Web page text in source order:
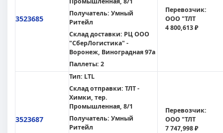
3523685
Получатель: Умный
Ритейл
Склад доставки: РЦ ООО
"СберЛогистика" -
Воронеж, Виноградная 97а
Паллеты: 2
Перевозчик:
ООО "ТЛТ
4 800,613 ₽
3523687
Тип: LTL
Склад отправки: ТЛТ -
Химки, тер.
Промышленная, 8/1
Получатель: Умный
Ритейл
Перевозчик:
ООО "ТЛТ
7 747,998 ₽